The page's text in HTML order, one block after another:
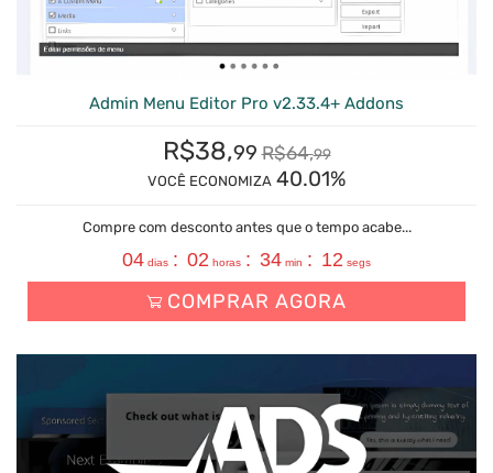
Admin Menu Editor Pro v2.33.4+ Addons
R$38,99 R$64,99
VOCÊ ECONOMIZA 40.01%
Compre com desconto antes que o tempo acabe...
04 dias : 02 horas : 34 min : 11 segs
COMPRAR AGORA